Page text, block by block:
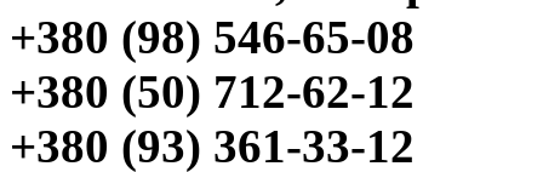
+380 (98) 546-65-08
+380 (50) 712-62-12
+380 (93) 361-33-12